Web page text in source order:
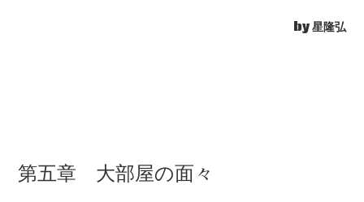
by 星隆弘
第五章 大部屋の面々